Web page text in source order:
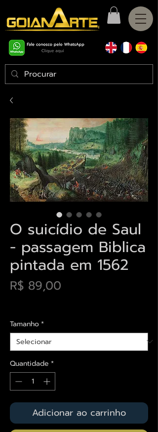
O suicídio de Saul
- passagem Biblica
pintada em 1562
R$ 89,00
Tamanho*
Quantidade *
Adicionar ao carrinho